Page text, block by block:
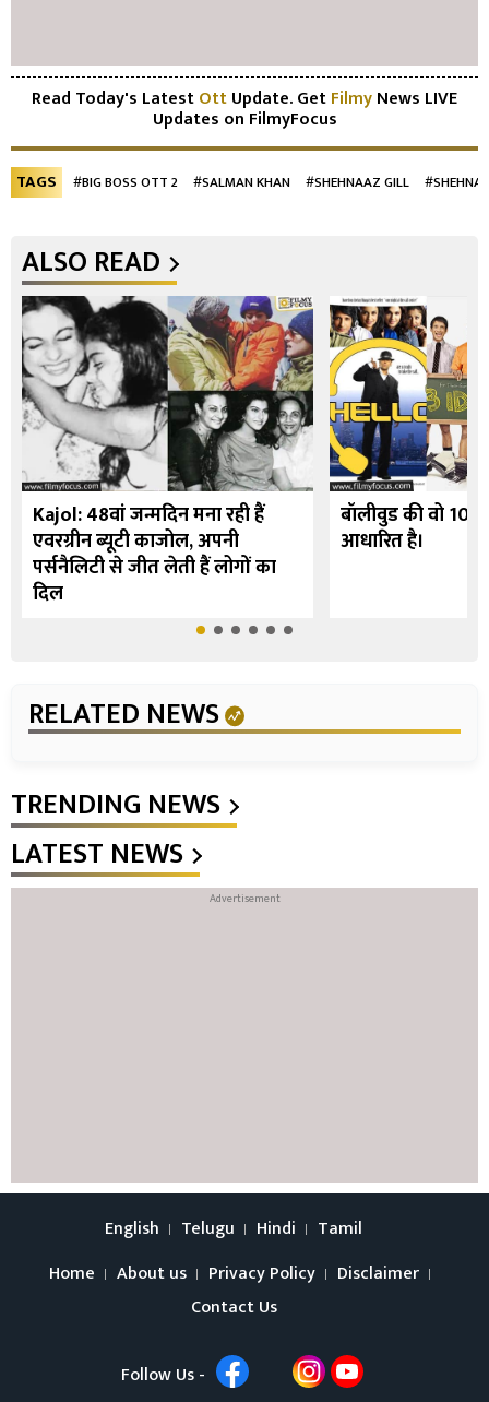
Read Today's LatestOttUpdate. GetFilmyNews LIVE
Updates on FilmyFocus
TAGS #BIG BOSS OTT 2 #SALMAN KHAN #SHEHNAAZ GILL
ALSO READ
Kajol: 48वां जन्मदिन मना रही हैं
एवरग्रीन ब्यूटी काजोल, अपनी
पर्सनैलिटी से जीत लेती हैं लोगों का
दिल
बॉलीवुड की वो 10
आधारित है।
RELATED NEWS
TRENDING NEWS
LATEST NEWS
English Telugu Hindi
Tamil
Home
About us Privacy Policy
Disclaimer
Contact Us
Follow Us -